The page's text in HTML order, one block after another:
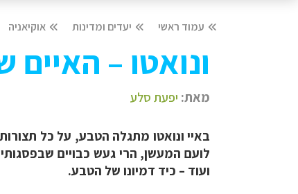
עמוד ראשי יעדים ומדינות אוקיאניה
ונואטו –
מאת: יפעת סלע
באיי ונואטו מתגלה הטבע, על כל
לועם המעשן, הרי געש כבויים
ועוד – כיד דמיונו של הטבע.